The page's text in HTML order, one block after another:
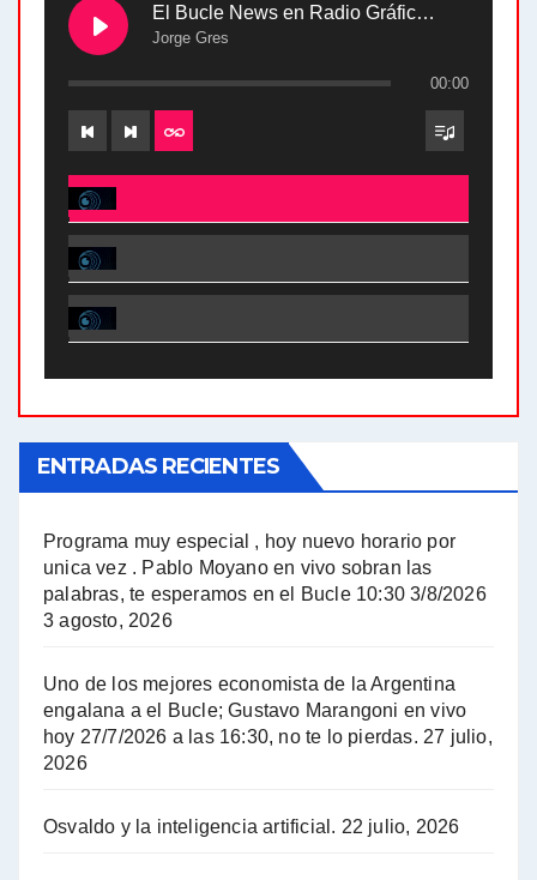
El Bucle News en Radio Gráfica. Bloque 2 . 28.04.24
Jorge Gres
00:00
El Bucle News en Radio Gráfica. Bloque 2 . 28.04.24 - Jorge Gres
El Bucle News en Radio Gráfica. Bloque 1 . 28.04.24 - Jorge Gres
El Bucle News en Radio Gráfica. Bloque 2 . 21.04.24 - Jorge Gres
A mayor poder al empresariado le cuesta encontrar resistencia - Jose Urtubey con Jorge Gres
Hugo Yasky : Día de la Militancia - Hugo Yasky con Jorge Gres
Hugo Yasky sobre la Coordinadora de las Industrias de Productos Alimenticios (COPAL) - Hugo Yasky con Jorge Gres
ENTRADAS RECIENTES
Programa muy especial , hoy nuevo horario por
unica vez . Pablo Moyano en vivo sobran las
palabras, te esperamos en el Bucle 10:30 3/8/2026
3 agosto, 2026
Uno de los mejores economista de la Argentina
engalana a el Bucle; Gustavo Marangoni en vivo
hoy 27/7/2026 a las 16:30, no te lo pierdas. 27 julio,
2026
Osvaldo y la inteligencia artificial. 22 julio, 2026